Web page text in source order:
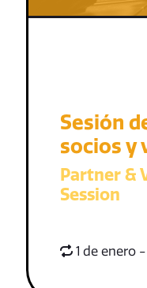
Sesión
socios y
Partner &
Session
1 de enero